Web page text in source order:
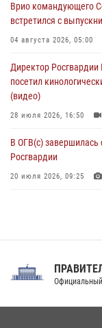
06 августа 2026, 11:27
В Москве
06 августа 2026, 11:20
Врио командующего
встретился с
04 августа 2026, 05:00
Директор Росгвардии
посетил
(видео)
28 июля 2026, 16:50
В ОГВ(с)
Росгвардии
20 июля 2026, 09:25
Праздник «Один день